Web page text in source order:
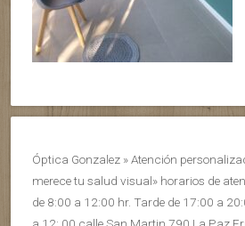
Óptica Gonzalez » Atención
merece tu salud visual» horarios de
de 8:00 a 12:00 hr. Tarde de 17:00 a
a 12: 00 calle San Martin 790 La Paz